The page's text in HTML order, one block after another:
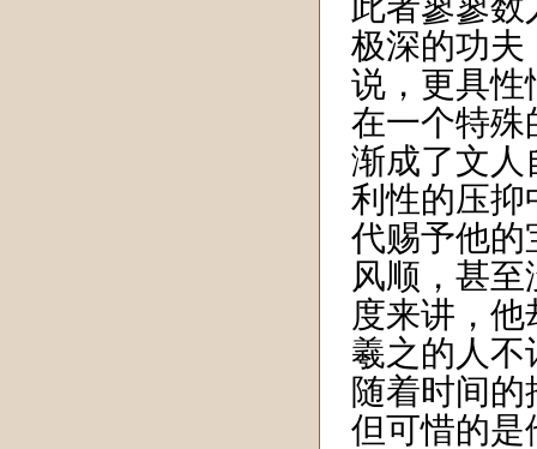
此者寥寥数
极深的功夫
说，更具性
在一个特殊
渐成了文人
利性的压抑
代赐予他的
风顺，甚
度来讲，
羲之的人不
随着时间
但可惜的是